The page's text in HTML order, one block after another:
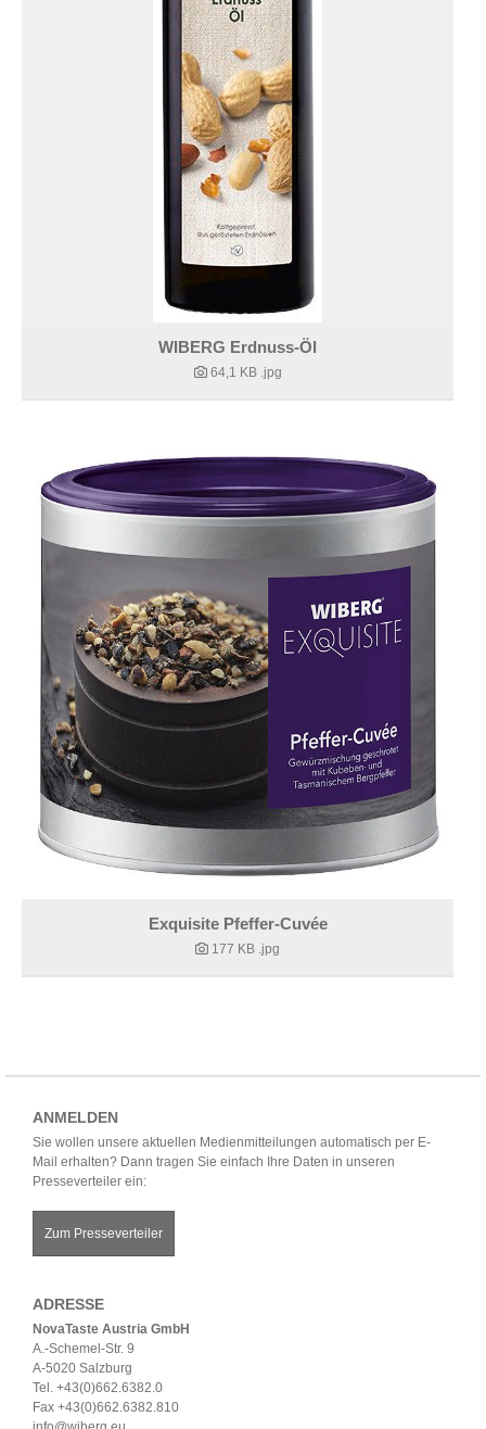
WIBERG Erdnuss-Öl
64,1 KB .jpg
Exquisite Pfeffer-Cuvée
177 KB .jpg
ANMELDEN
Sie wollen unsere aktuellen Medienmitteilungen automatisch per E-
Mail erhalten? Dann tragen Sie einfach Ihre Daten in unseren
Presseverteiler ein:
Zum Presseverteiler
ADRESSE
NovaTaste Austria GmbH
A.-Schemel-Str. 9
A-5020 Salzburg
Tel. +43(0)662.6382.0
Fax +43(0)662.6382.810